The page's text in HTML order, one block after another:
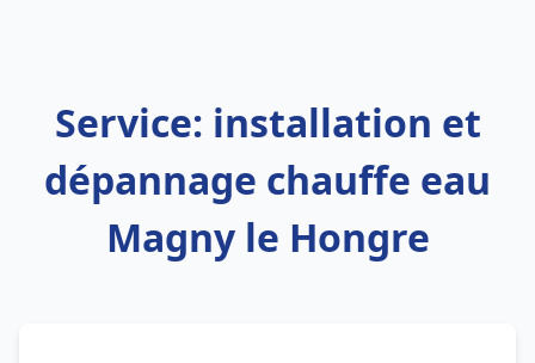
Service: installation et
dépannage chauffe eau
Magny le Hongre